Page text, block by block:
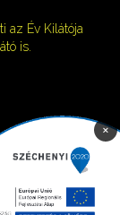
az Év Kilátója
is.
×